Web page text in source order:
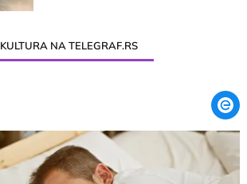
KULTURA NA TELEGRAF.RS